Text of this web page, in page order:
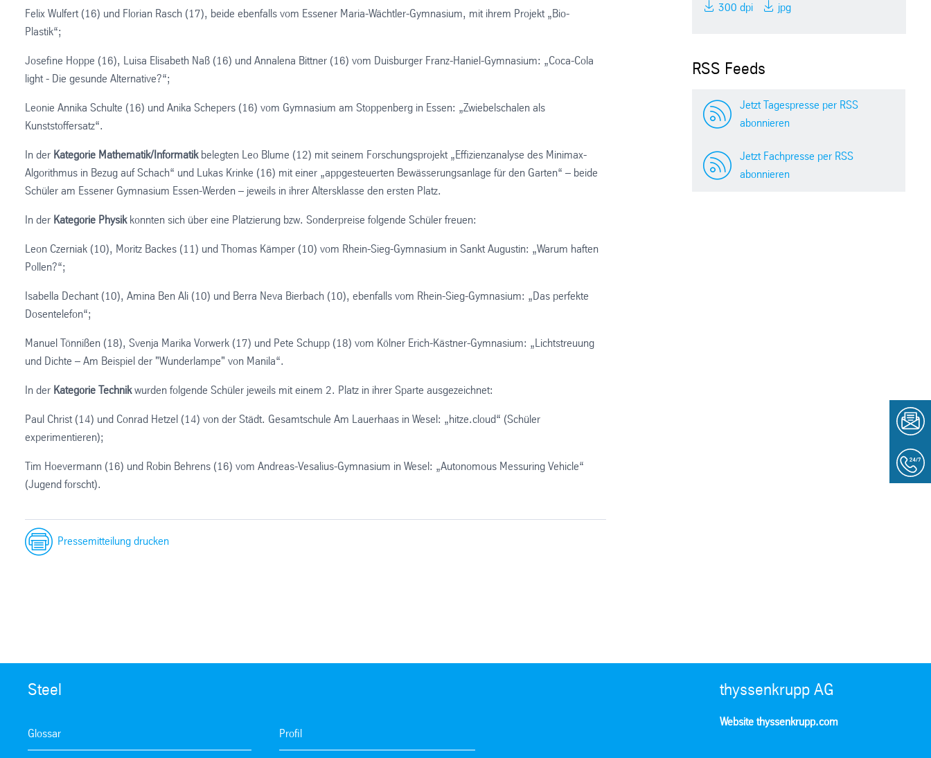
Felix Wulfert (16) und Florian Rasch (17), beide ebenfalls vom Essener Maria-Wächtler-Gymnasium, mit ihrem Projekt „Bio-
Plastik“;
Josefine Hoppe (16), Luisa Elisabeth Naß (16) und Annalena Bittner (16) vom Duisburger Franz-Haniel-Gymnasium: „Coca-Cola
light - Die gesunde Alternative?“;
Leonie Annika Schulte (16) und Anika Schepers (16) vom Gymnasium am Stoppenberg in Essen: „Zwiebelschalen als
Kunststoffersatz“.
In der Kategorie Mathematik/Informatikbelegten Leo Blume (12) mit seinem Forschungsprojekt „Effizienzanalyse des Minimax-
Algorithmus in Bezug auf Schach“ und Lukas Krinke (16) mit einer „appgesteuerten Bewässerungsanlage für den Garten“ – beide
Schüler am Essener Gymnasium Essen-Werden – jeweils in ihrer Altersklasse den ersten Platz.
In der Kategorie Physikkonnten sich über eine Platzierung bzw. Sonderpreise folgende Schüler freuen:
Leon Czerniak (10), Moritz Backes (11) und Thomas Kämper (10) vom Rhein-Sieg-Gymnasium in Sankt Augustin: „Warum haften
Pollen?“;
Isabella Dechant (10), Amina Ben Ali (10) und Berra Neva Bierbach (10), ebenfalls vom Rhein-Sieg-Gymnasium: „Das perfekte
Dosentelefon“;
Manuel Tönnißen (18), Svenja Marika Vorwerk (17) und Pete Schupp (18) vom Kölner Erich-Kästner-Gymnasium: „Lichtstreuung
und Dichte – Am Beispiel der "Wunderlampe" von Manila“.
In der Kategorie Technikwurden folgende Schüler jeweils mit einem 2. Platz in ihrer Sparte ausgezeichnet:
Paul Christ (14) und Conrad Hetzel (14) von der Städt. Gesamtschule Am Lauerhaas in Wesel: „hitze.cloud“ (Schüler
experimentieren);
Tim Hoevermann (16) und Robin Behrens (16) vom Andreas-Vesalius-Gymnasium in Wesel: „Autonomous Messuring Vehicle“
(Jugend forscht).
Pressemitteilung drucken
300 dpi jpg
RSS Feeds
Jetzt Tagespresse per RSS
abonnieren
Jetzt Fachpresse per RSS
abonnieren
Steel
Glossar Profil
thyssenkrupp AG
Website thyssenkrupp.com